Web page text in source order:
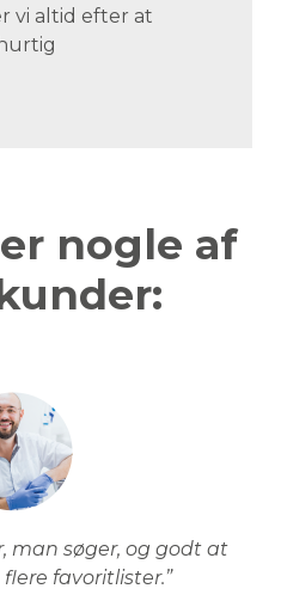
vi altid efter at
nogle af
man søger, og godt at
favoritlister.”